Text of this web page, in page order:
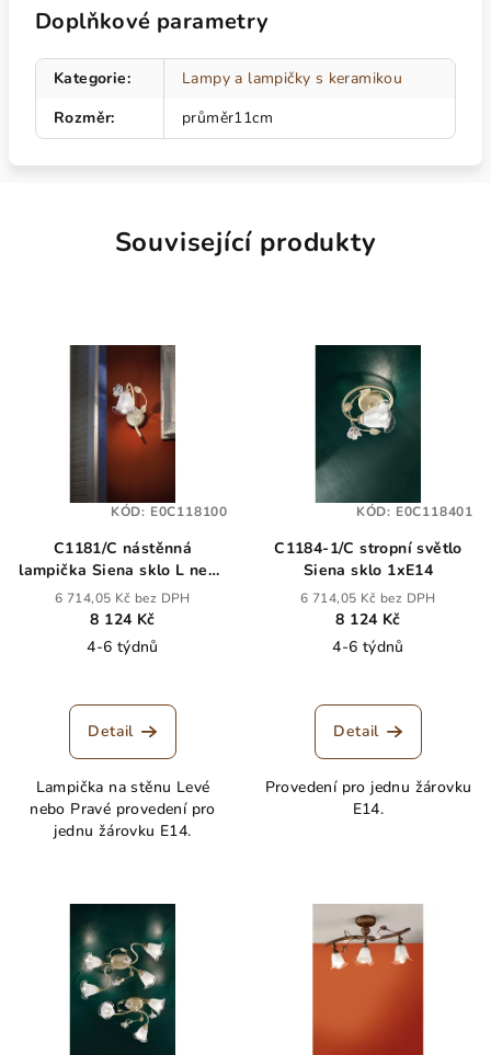
Doplňkové parametry
Kategorie:
Lampy a lampičky s keramikou
Rozměr: průměr11cm
Související produkty
C1181/C nástěnná
lampička Siena sklo L nebo
P
6 714,05 Kč bez DPH
8 124 Kč
4-6 týdnů
Detail
Lampička na stěnu Levé
nebo Pravé provedení pro
jednu žárovku E14.
KÓD: E0C118100
C1184-1/C stropní světlo
Siena sklo 1xE14
6 714,05 Kč bez DPH
8 124 Kč
4-6 týdnů
Detail
Provedení pro jednu žárovku
E14.
KÓD: E0C118401